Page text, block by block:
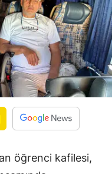
öğrenci kafilesi,